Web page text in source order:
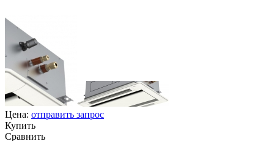
Цена: отправить запрос
Купить
Сравнить